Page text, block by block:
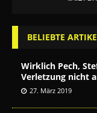
BELIEBTE
Wirklich Pech,
Verletzung nicht
27. März 2019